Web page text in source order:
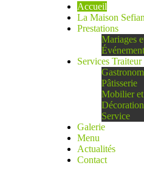
Accueil
La Maison
Prestations
Mariages
Services Traiteur
Pâtisserie
Mobilier
Service
Galerie
Menu
Actualités
Contact